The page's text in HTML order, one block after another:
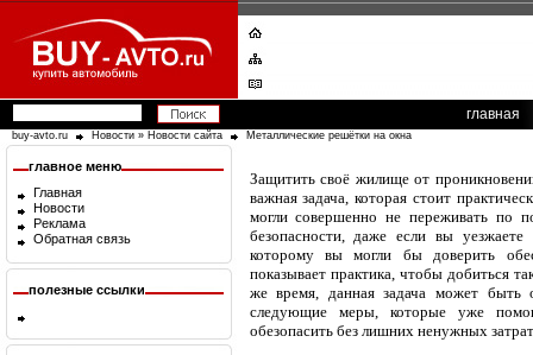
главная
buy-avto.ru Новости » Новости сайта Металлические решётки на окна
главное меню
Главная
Новости
Реклама
Обратная связь
полезные ссылки
Защитить своё жилище от
важная задача, которая стоит
могли совершенно не переживать по
безопасности, даже если вы
которому вы могли бы доверить
показывает практика, чтобы добиться
же время, данная задача может быть
следующие меры, которые уже
обезопасить без лишних ненужных